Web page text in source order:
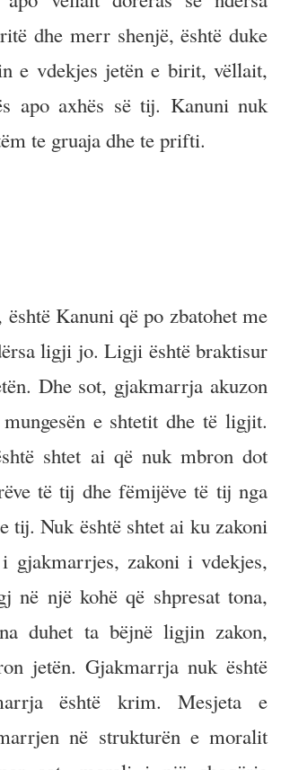
dhe merr shenjë, është duke
e vdekjes jetën e birit, vëllait,
apo axhës së tij. Kanuni nuk
te gruaja dhe te prifti.
Kanuni që po zbatohet me
ligji jo. Ligji është braktisur
Dhe sot, gjakmarrja akuzon
e shtetit dhe të ligjit.
shtet ai që nuk mbron dot
të tij dhe fëmijëve të tij nga
tij. Nuk është shtet ai ku zakoni
gjakmarrjes, zakoni i vdekjes,
në një kohë që shpresat tona,
duhet ta bëjnë ligjin zakon,
jetën. Gjakmarrja nuk është
është krim. Mesjeta e
në strukturën e moralit